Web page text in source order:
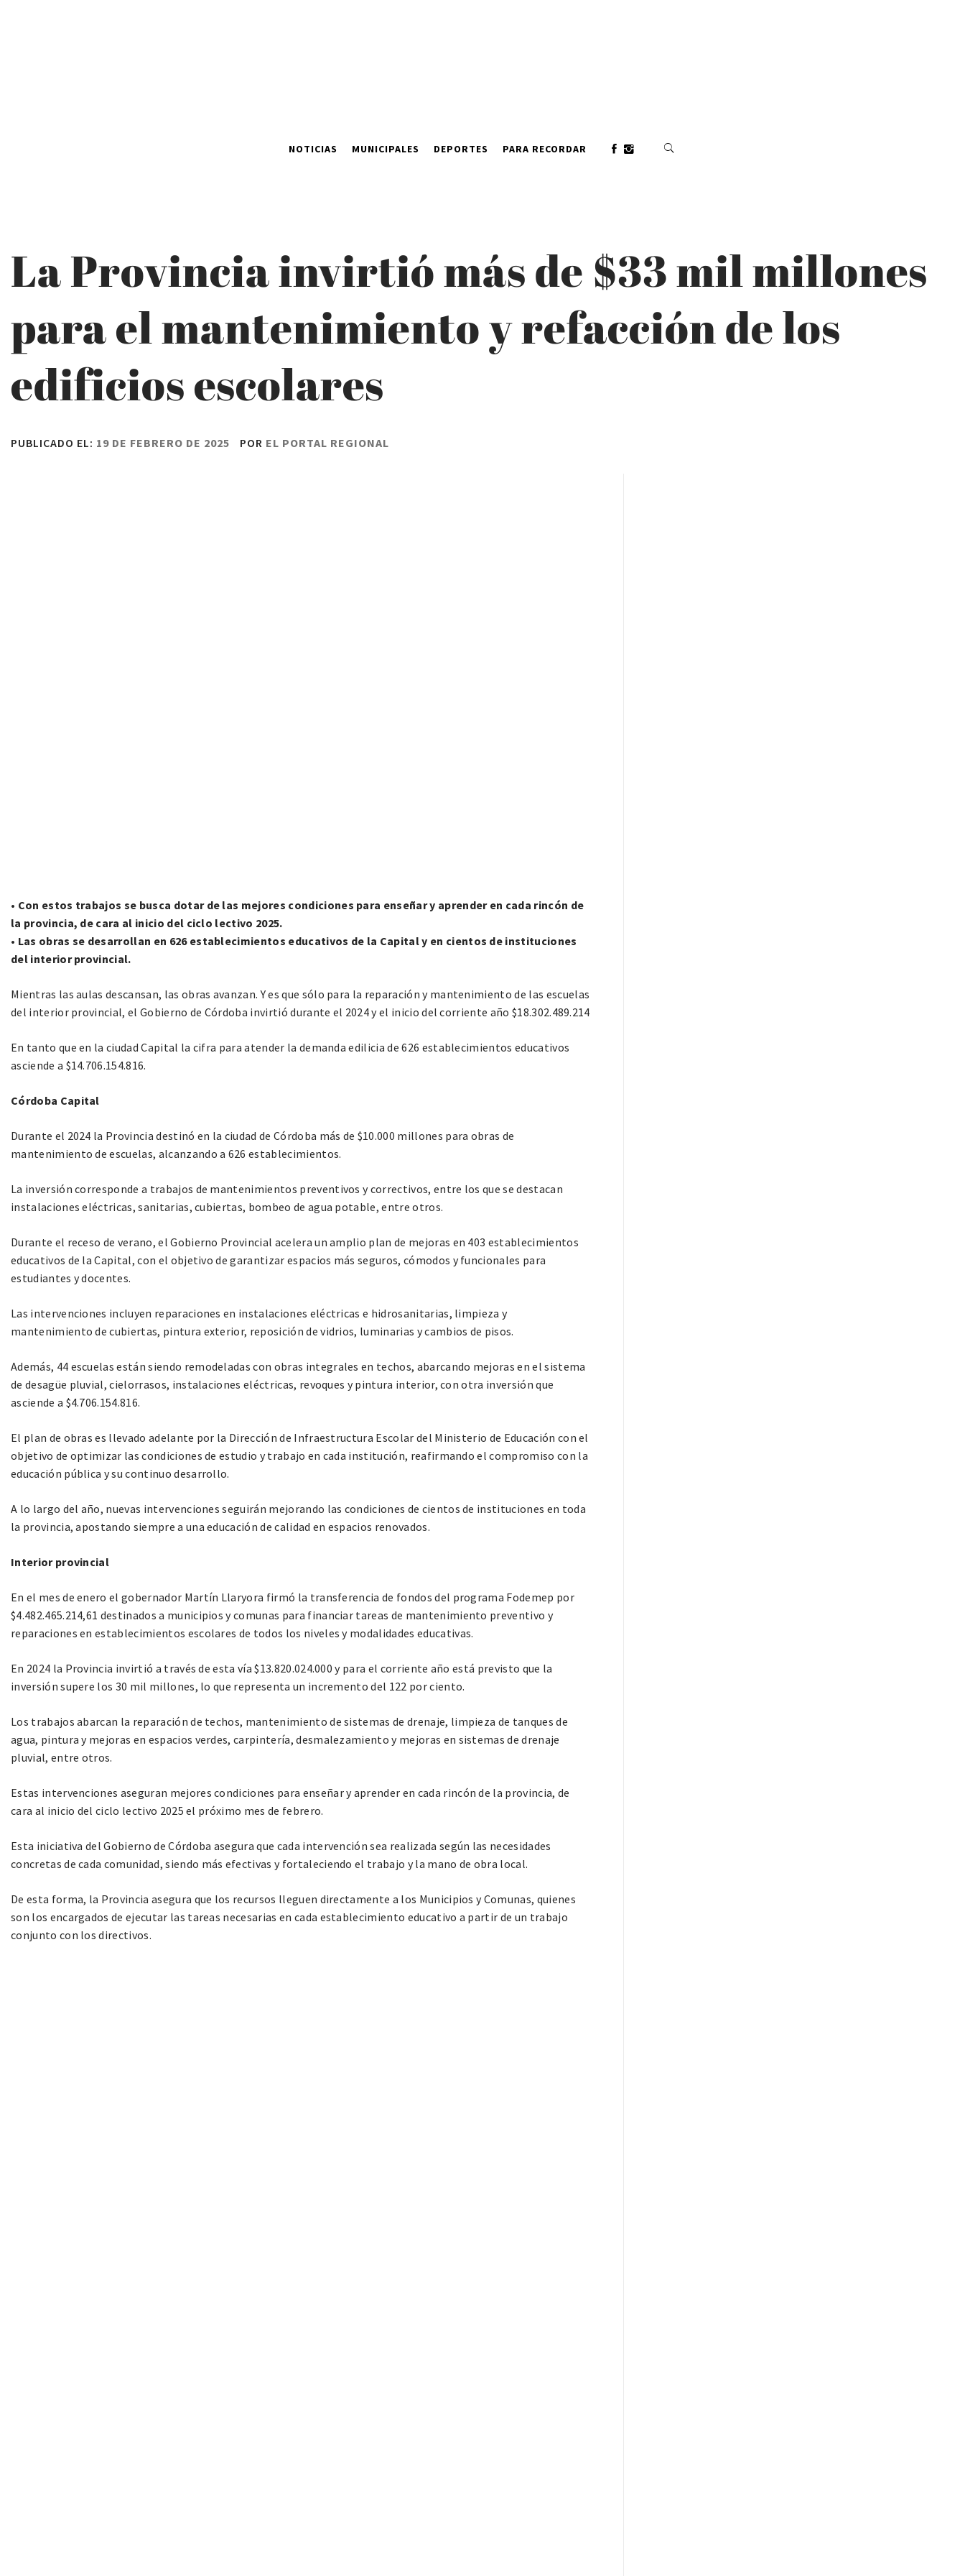
NOTICIAS MUNICIPALES DEPORTES PARA RECORDAR
La Provincia invirtió más de $33 mil millones
para el mantenimiento y refacción de los
edificios escolares
PUBLICADO EL: 19 DE FEBRERO DE 2025 POR EL PORTAL REGIONAL
• Con estos trabajos se busca dotar de las mejores condiciones para enseñar y aprender en cada rincón de
la provincia, de cara al inicio del ciclo lectivo 2025.
• Las obras se desarrollan en 626 establecimientos educativos de la Capital y en cientos de instituciones
del interior provincial.
Mientras las aulas descansan, las obras avanzan. Y es que sólo para la reparación y mantenimiento de las escuelas
del interior provincial, el Gobierno de Córdoba invirtió durante el 2024 y el inicio del corriente año $18.302.489.214
En tanto que en la ciudad Capital la cifra para atender la demanda edilicia de 626 establecimientos educativos
asciende a $14.706.154.816.
Córdoba Capital
Durante el 2024 la Provincia destinó en la ciudad de Córdoba más de $10.000 millones para obras de
mantenimiento de escuelas, alcanzando a 626 establecimientos.
La inversión corresponde a trabajos de mantenimientos preventivos y correctivos, entre los que se destacan
instalaciones eléctricas, sanitarias, cubiertas, bombeo de agua potable, entre otros.
Durante el receso de verano, el Gobierno Provincial acelera un amplio plan de mejoras en 403 establecimientos
educativos de la Capital, con el objetivo de garantizar espacios más seguros, cómodos y funcionales para
estudiantes y docentes.
Las intervenciones incluyen reparaciones en instalaciones eléctricas e hidrosanitarias, limpieza y
mantenimiento de cubiertas, pintura exterior, reposición de vidrios, luminarias y cambios de pisos.
Además, 44 escuelas están siendo remodeladas con obras integrales en techos, abarcando mejoras en el sistema
de desagüe pluvial, cielorrasos, instalaciones eléctricas, revoques y pintura interior, con otra inversión que
asciende a $4.706.154.816.
El plan de obras es llevado adelante por la Dirección de Infraestructura Escolar del Ministerio de Educación con el
objetivo de optimizar las condiciones de estudio y trabajo en cada institución, reafirmando el compromiso con la
educación pública y su continuo desarrollo.
A lo largo del año, nuevas intervenciones seguirán mejorando las condiciones de cientos de instituciones en toda
la provincia, apostando siempre a una educación de calidad en espacios renovados.
Interior provincial
En el mes de enero el gobernador Martín Llaryora firmó la transferencia de fondos del programa Fodemep por
$4.482.465.214,61 destinados a municipios y comunas para financiar tareas de mantenimiento preventivo y
reparaciones en establecimientos escolares de todos los niveles y modalidades educativas.
En 2024 la Provincia invirtió a través de esta vía $13.820.024.000 y para el corriente año está previsto que la
inversión supere los 30 mil millones, lo que representa un incremento del 122 por ciento.
Los trabajos abarcan la reparación de techos, mantenimiento de sistemas de drenaje, limpieza de tanques de
agua, pintura y mejoras en espacios verdes, carpintería, desmalezamiento y mejoras en sistemas de drenaje
pluvial, entre otros.
Estas intervenciones aseguran mejores condiciones para enseñar y aprender en cada rincón de la provincia, de
cara al inicio del ciclo lectivo 2025 el próximo mes de febrero.
Esta iniciativa del Gobierno de Córdoba asegura que cada intervención sea realizada según las necesidades
concretas de cada comunidad, siendo más efectivas y fortaleciendo el trabajo y la mano de obra local.
De esta forma, la Provincia asegura que los recursos lleguen directamente a los Municipios y Comunas, quienes
son los encargados de ejecutar las tareas necesarias en cada establecimiento educativo a partir de un trabajo
conjunto con los directivos.